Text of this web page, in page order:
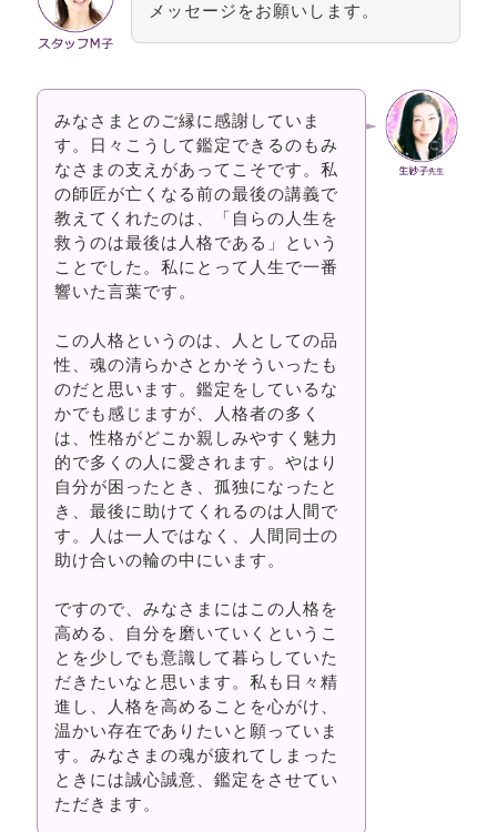
メッセージをお願いします。
みなさまとのご縁に感謝していま
す。日々こうして鑑定できるのもみ
なさまの支えがあってこそです。私
の師匠が亡くなる前の最後の講義で
教えてくれたのは、「自らの人生を
救うのは最後は人格である」という
ことでした。私にとって人生で一番
響いた言葉です。
この人格というのは、人としての品
性、魂の清らかさとかそういったも
のだと思います。鑑定をしているな
かでも感じますが、人格者の多く
は、性格がどこか親しみやすく魅力
的で多くの人に愛されます。やはり
自分が困ったとき、孤独になったと
き、最後に助けてくれるのは人間で
す。人は一人ではなく、人間同士の
助け合いの輪の中にいます。
ですので、みなさまにはこの人格を
高める、自分を磨いていくというこ
とを少しでも意識して暮らしていた
だきたいなと思います。私も日々精
進し、人格を高めることを心がけ、
温かい存在でありたいと願っていま
す。みなさまの魂が疲れてしまった
ときには誠心誠意、鑑定をさせてい
ただきます。